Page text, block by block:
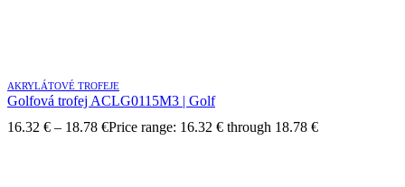
AKRYLÁTOVÉ TROFEJE
Golfová trofej ACLG0115M3 | Golf
16.32 € – 18.78 €Price range: 16.32 € through 18.78 €